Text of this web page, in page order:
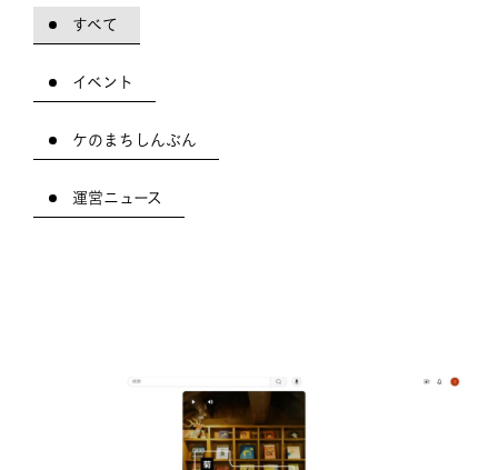
すべて
イベント
ケのまちしんぶん
運営ニュース